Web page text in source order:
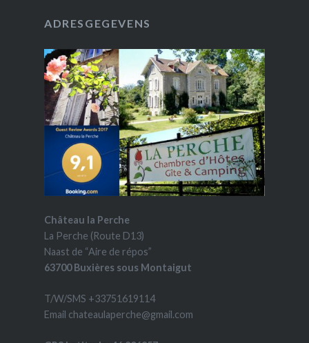
ADRESGEGEVENS
Château la Perche
La Perche (Route D13)
Naast de “Aire de répos”
63700 Buxières sous Montaigut
T/W/SMS +33751619114
Email chateaulaperche@gmail.com